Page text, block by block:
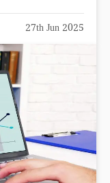
27th Jun 2025